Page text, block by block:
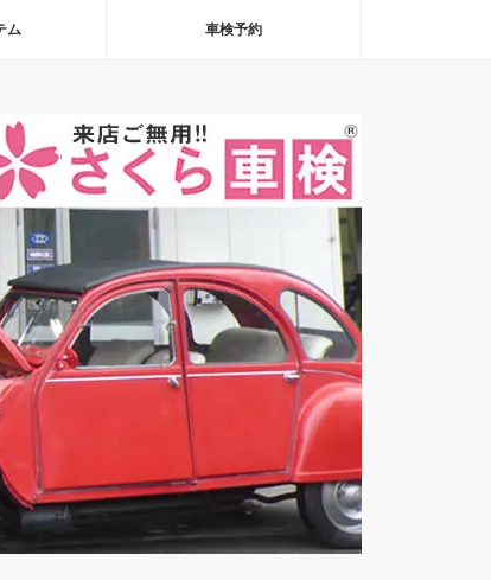
ム 車検予約